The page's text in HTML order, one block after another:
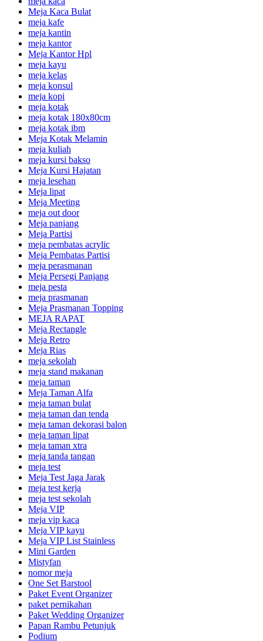
Meja Kaca Bulat
meja kafe
meja kantin
meja kantor
Meja Kantor Hpl
meja kayu
meja kelas
meja konsul
meja kopi
meja kotak
meja kotak 180x80cm
meja kotak ibm
Meja Kotak Melamin
meja kuliah
meja kursi bakso
Meja Kursi Hajatan
meja lesehan
Meja lipat
Meja Meeting
meja out door
Meja panjang
Meja Partisi
meja pembatas acrylic
Meja Pembatas Partisi
meja perasmanan
Meja Persegi Panjang
meja pesta
meja prasmanan
Meja Prasmanan Topping
MEJA RAPAT
Meja Rectangle
Meja Retro
Meja Rias
meja sekolah
meja stand makanan
meja taman
Meja Taman Alfa
meja taman bulat
meja taman dan tenda
meja taman dekorasi balon
meja taman lipat
meja taman xtra
meja tanda tangan
meja test
Meja Test Jaga Jarak
meja test kerja
meja test sekolah
Meja VIP
meja vip kaca
Meja VIP kayu
Meja VIP List Stainless
Mini Garden
Mistyfan
nomor meja
One Set Barstool
Paket Event Organizer
paket pernikahan
Paket Wedding Organizer
Papan Rambu Petunjuk
Podium